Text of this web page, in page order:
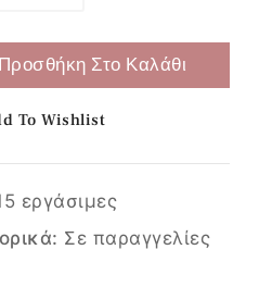
Προσθήκη Στο Καλάθι
To Wishlist
εργάσιμες
Σε παραγγελίες